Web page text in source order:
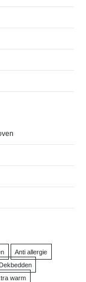
Anti allergie
Dekbedden
warm